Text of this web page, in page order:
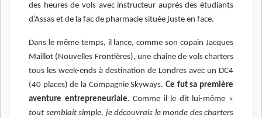
des heures de vols avec instructeur auprès des étudiants
d’Assas et de la fac de pharmacie située juste en face.
Dans le même temps, il lance, comme son copain Jacques
Maillot (Nouvelles Frontières), une chaîne de vols charters
tous les week-ends à destination de Londres avec un DC4
(40 places) de la Compagnie Skyways. Ce fut sa première
aventure entrepreneuriale. Comme il le dit lui-même «
tout semblait simple, je découvrais le monde des charters